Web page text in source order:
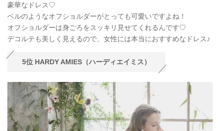
豪華なドレス♡
ベルのようなオフショルダーがとっても可愛いですよね！
オフショルダーは身ごろをスッキリ見せてくれるんです♡
デコルテも美しく見えるので、女性には本当におすすめなドレス♪
5位 HARDY AMIES（ハーディエイミス）